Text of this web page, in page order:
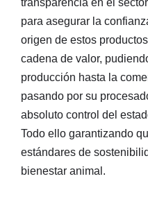
para asegurar la
origen de estos
cadena de valor,
producción hasta la
pasando por su
absoluto control del
Todo ello garantizando
estándares de
bienestar animal.